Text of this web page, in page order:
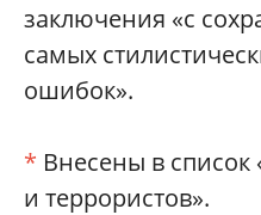
заключения «с
самых
ошибок».
* Внесены в список
и террористов».